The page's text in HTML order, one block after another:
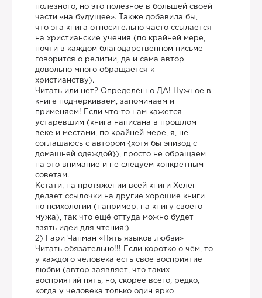
полезного, но это полезное в большей своей
части «на будущее». Также добавила бы,
что эта книга относительно часто ссылается
на христианские учения (по крайней мере,
почти в каждом благодарственном письме
говорится о религии, да и сама автор
довольно много обращается к
христианству).
Читать или нет? Определённо ДА! Нужное в
книге подчеркиваем, запоминаем и
применяем! Если что-то нам кажется
устаревшим (книга написана в прошлом
веке и местами, по крайней мере, я, не
соглашаюсь с автором {хотя бы эпизод с
домашней одеждой}), просто не обращаем
на это внимание и не следуем конкретным
советам.
Кстати, на протяжении всей книги Хелен
делает ссылочки на другие хорошие книги
по психологии (например, на книгу своего
мужа), так что ещё оттуда можно будет
взять идеи для чтения:)
2) Гари Чапман «Пять языков любви»
Читать обязательно!!! Если коротко о чём, то
у каждого человека есть свое восприятие
любви (автор заявляет, что таких
восприятий пять, но, скорее всего, редко,
когда у человека только один ярко